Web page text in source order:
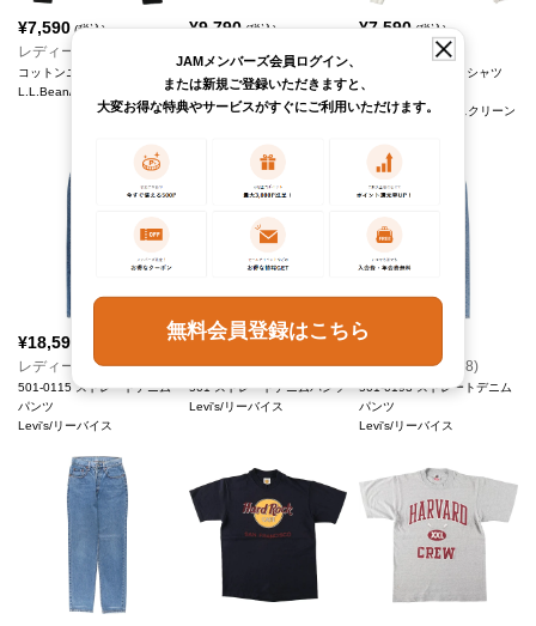
¥7,590 (税込)
レディースL
コットンニットセーター
L.L.Bean/エルエルビーン
¥9,790(税込)
レディースM
By Marilyn Lenox コットン
ハーフ丈 Aラインスカート
Circle T
¥7,590 (税込)
レディースL
プリントスウェットシャツ
トレーナー
SCREEN STARS/スクリーン
¥18,590
レディースL(W28)
501-0115 ストレートデニム
パンツ
Levi's/リーバイス
¥ 16,390(税込)
レディースL(W27)
501 ストレートデニムパンツ
Levi's/リーバイス
¥
レディースL(W28)
501-0193 ストレートデニム
パンツ
Levi's/リーバイス
JAMメンバーズ会員ログイン、
または新規ご登録いただきますと、
大変お得な特典やサービスがすぐにご利用いただけます。
無料会員登録はこちら